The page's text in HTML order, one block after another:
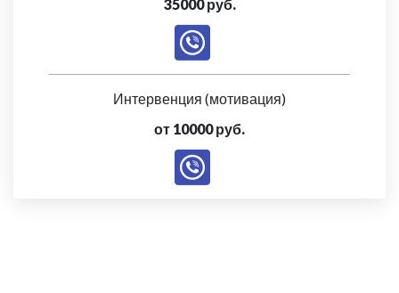
35000 руб.
Интервенция (мотивация)
от 10000 руб.